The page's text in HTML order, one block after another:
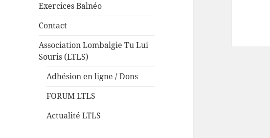
Exercices Balnéo
Contact
Association Lombalgie Tu Lui
Souris (LTLS)
Adhésion en ligne / Dons
FORUM LTLS
Actualité LTLS